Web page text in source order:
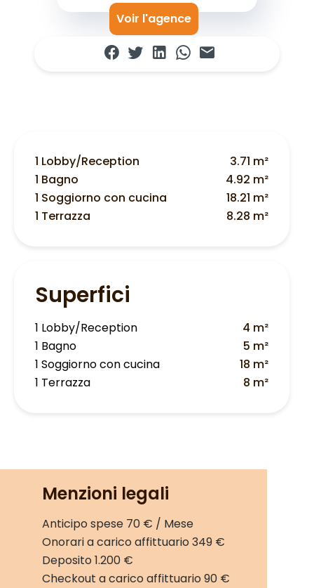
Voir l'agence
1 Lobby/Reception
3.71 m²
1 Bagno
4.92 m²
1 Soggiorno con cucina
18.21 m²
1 Terrazza
8.28 m²
Superfici
1 Lobby/Reception
4 m²
1 Bagno
5 m²
1 Soggiorno con cucina
18 m²
1 Terrazza
8 m²
Menzioni legali
Anticipo spese 70 € / Mese
Onorari a carico affittuario349 €
Deposito1.200 €
Checkout a carico affittuario90 €